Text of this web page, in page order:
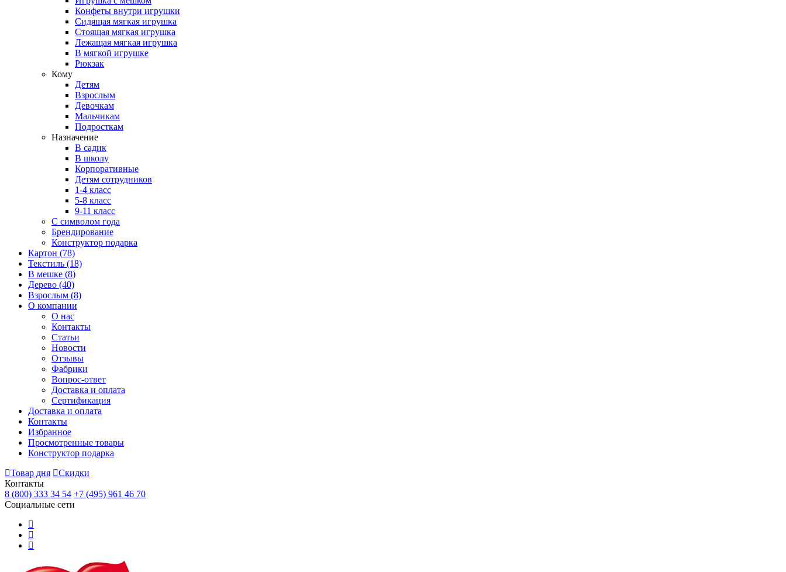
Конфеты внутри игрушки
Сидящая мягкая игрушка
Стоящая мягкая игрушка
Лежащая мягкая игрушка
В мягкой игрушке
Рюкзак
Кому
Детям
Взрослым
Девочкам
Мальчикам
Подросткам
Назначение
В садик
В школу
Корпоративные
Детям сотрудников
1-4 класс
5-8 класс
9-11 класс
С символом года
Брендирование
Конструктор подарка
Картон (78)
Текстиль (18)
В мешке (8)
Дерево (40)
Взрослым (8)
О компании
О нас
Контакты
Статьи
Новости
Отзывы
Фабрики
Вопрос-ответ
Доставка и оплата
Сертификация
Доставка и оплата
Контакты
Избранное
Просмотренные товары
Конструктор подарка
Товар дня
Скидки
Контакты
8 (800) 333 34 54 +7 (495) 961 46 70
Социальные сети